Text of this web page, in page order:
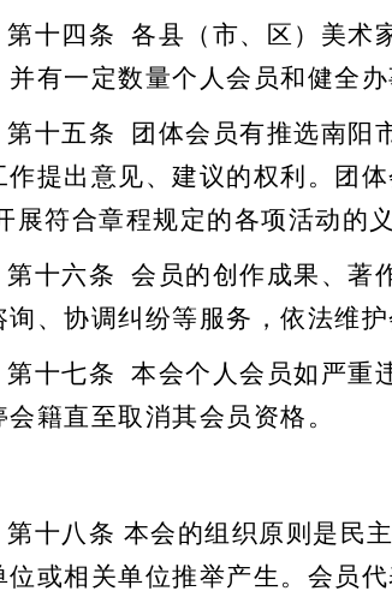
第十四条
各县（ 市、 区） 美术
并有一定数量个人会员和健全
第十五条
团体会员有推选南阳
作提出意见、建议的权利。团
展符合章程规定的各项活动的义
第十六条
会员的创作成果、著
询、协调纠纷等服务，依法维护
第十七条
本会个人会员如严重
会籍直至取消其会员资格。
第十八条 本会的组织原则是民
位或相关单位推举产生。会员